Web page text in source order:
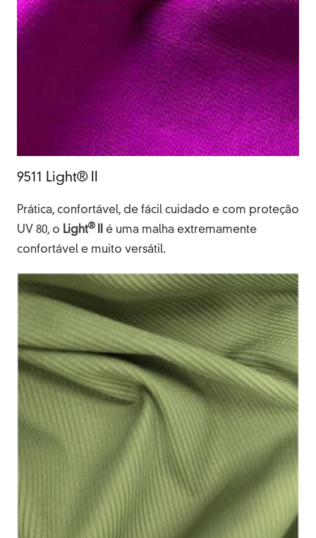
9511 Light® II
Prática, confortável, de fácil cuidado e com proteção
UV 80, o Light®
é uma malha extremamente
confortável e muito versátil.